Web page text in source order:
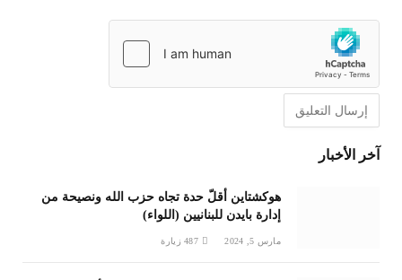
آخر الأخبار
هوكشتاين أقلّ حدة تجاه حزب الله ونصيحة من
إدارة بايدن للبنانيين (اللواء)
مارس 5, 2024 487 زيارة